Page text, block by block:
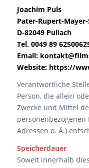
Joachim Puls
Pater-Rupert-
D-82049 Pullach
Tel. 0049 89
Email:
Website: https://
Verantwortliche
Person, die allein
Zwecke und Mittel
personenbezogenen
Adressen o. Ä.)
Speicherdauer
Soweit innerhalb